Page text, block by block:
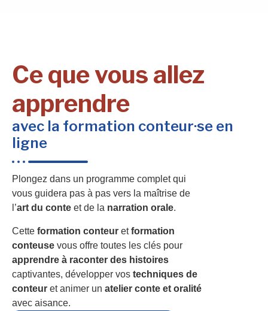
Ce que vous allez
apprendre
avec la formation conteur·se en
ligne
Plongez dans un programme complet qui
vous guidera pas à pas vers la maîtrise de
l’art du conte et de la narration orale.
Cette formation conteur etformation
conteuse vous offre toutes les clés pour
apprendre à raconter des histoires
captivantes, développer vos techniques de
conteur et animer un atelier conte et oralité
avec aisance.